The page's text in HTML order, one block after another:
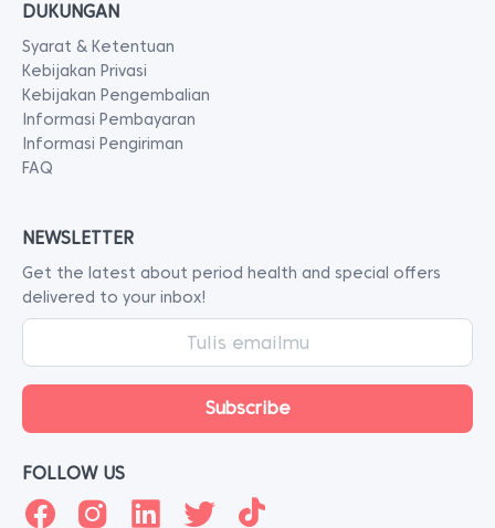
DUKUNGAN
Syarat & Ketentuan
Kebijakan Privasi
Kebijakan Pengembalian
Informasi Pembayaran
Informasi Pengiriman
FAQ
NEWSLETTER
Get the latest about period health and special offers
delivered to your inbox!
FOLLOW US